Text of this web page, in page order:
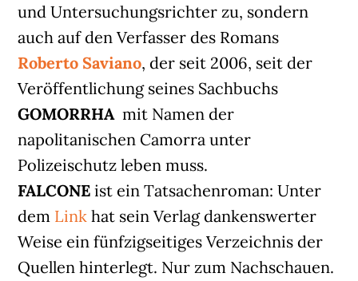
und Untersuchungsrichter zu, sondern
auch auf den Verfasser des Romans
Roberto Saviano, der seit 2006, seit der
Veröffentlichung seines Sachbuchs
GOMORRHAmit Namen der
napolitanischen Camorra unter
Polizeischutz leben muss.
FALCONEist ein Tatsachenroman: Unter
dem Link hat sein Verlag dankenswerter
Weise ein fünfzigseitiges Verzeichnis der
Quellen hinterlegt. Nur zum Nachschauen.